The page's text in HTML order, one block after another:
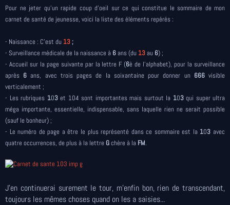
Pour ne jeter qu'un rapide coup d'oeil sur ce qui constitue le sommaire de mon
carnet de santé de jeunesse, voici la liste des éléments repérés :
- Naissance : C'est du 13 ;
- Surveillance médicale de la naissance à 6ans (du 13au 6) ;
- Accueil sur la page suivante par la lettre F (6è de l'alphabet), pour la surveillance
après 6 ans, avec trois pages de la soixantaine pour donner un 666visible
verticalement ;
- Les rubriques 103et 104 sont importantes mais surtout la 103 qui super ultra
méga importante, essentielle, indispensable, sans laquelle rien ne serait possible
(sauf le bonheur) ;
- Le numéro de page a être le plus représenté dans ce sommaire est la 103 avec
quatre occurrences, de plus à la lettre Gchère à la FM.
J'en continuerai surement le tour, m'enfin bon, rien de transcendant,
toujours les mêmes choses quand on les a saisies...